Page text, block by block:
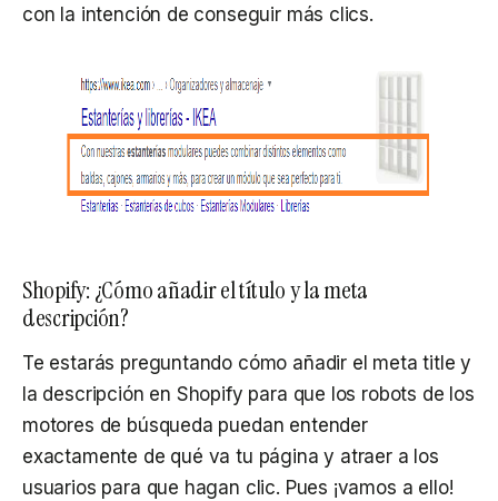
con la intención de conseguir más clics.
Shopify: ¿Cómo añadir el título y la meta
descripción?
Te estarás preguntando cómo añadir el meta title y
la descripción en Shopify para que los robots de los
motores de búsqueda puedan entender
exactamente de qué va tu página y atraer a los
usuarios para que hagan clic. Pues ¡vamos a ello!